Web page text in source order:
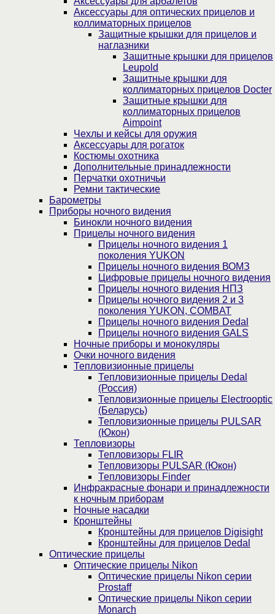
Аксессуары для оптических прицелов и
коллиматорных прицелов
Защитные крышки для прицелов и
наглазники
Защитные крышки для прицелов
Leupold
Защитные крышки для
коллиматорных прицелов Docter
Защитные крышки для
коллиматорных прицелов
Aimpoint
Чехлы и кейсы для оружия
Аксессуары для рогаток
Костюмы охотника
Дополнительные принадлежности
Перчатки охотничьи
Ремни тактические
Барометры
Приборы ночного видения
Бинокли ночного видения
Прицелы ночного видения
Прицелы ночного видения 1
поколения YUKON
Прицелы ночного видения ВОМЗ
Цифровые прицелы ночного видения
Прицелы ночного видения НПЗ
Прицелы ночного видения 2 и 3
поколения YUKON, COMBAT
Прицелы ночного видения Dedal
Прицелы ночного видения GALS
Ночные приборы и монокуляры
Очки ночного видения
Тепловизионные прицелы
Тепловизионные прицелы Dedal
(Россия)
Тепловизионные прицелы Electrooptic
(Беларусь)
Тепловизионные прицелы PULSAR
(Юкон)
Тепловизоры
Тепловизоры FLIR
Тепловизоры PULSAR (Юкон)
Тепловизоры Finder
Инфракрасные фонари и принадлежности
к ночным приборам
Ночные насадки
Кронштейны
Кронштейны для прицелов Digisight
Кронштейны для прицелов Dedal
Оптические прицелы
Оптические прицелы Nikon
Оптические прицелы Nikon серии
Prostaff
Оптические прицелы Nikon серии
Monarch